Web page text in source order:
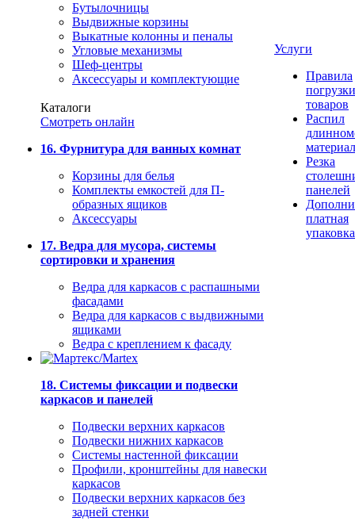
Бутылочницы
Выдвижные корзины
Выкатные колонны и пеналы
Угловые механизмы
Шеф-центры
Аксессуары и комплектующие
Каталоги
Смотреть онлайн
16. Фурнитура для ванных комнат
Корзины для белья
Комплекты емкостей для П-
образных ящиков
Аксессуары
17. Ведра для мусора, системы
сортировки и хранения
Ведра для каркасов с распашными
фасадами
Ведра для каркасов с выдвижными
ящиками
Ведра с креплением к фасаду
18. Системы фиксации и подвески
каркасов и панелей
Подвески верхних каркасов
Подвески нижних каркасов
Системы настенной фиксации
Профили, кронштейны для навески
каркасов
Подвески верхних каркасов без
задней стенки
Услуги
Правила
погрузки
товаров
Распил
Резка
панелей
платная
упаковка